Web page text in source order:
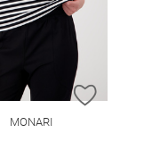
HINZUFÜGEN
ZUR
MONARI